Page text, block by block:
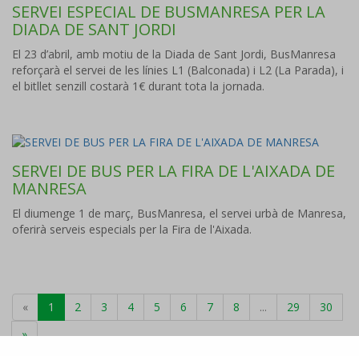
SERVEI ESPECIAL DE BUSMANRESA PER LA
DIADA DE SANT JORDI
El 23 d’abril, amb motiu de la Diada de Sant Jordi, BusManresa
reforçarà el servei de les línies L1 (Balconada) i L2 (La Parada), i
el bitllet senzill costarà 1€ durant tota la jornada.
SERVEI DE BUS PER LA FIRA DE L'AIXADA DE
MANRESA
El diumenge 1 de març, BusManresa, el servei urbà de Manresa,
oferirà serveis especials per la Fira de l'Aixada.
« 1 2 3 4 5 6 7 8 ... 29
30
»